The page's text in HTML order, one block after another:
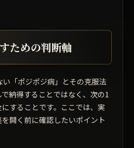
ための判断軸
い「ポジポジ病」とその克服法
納得することではなく、次の1
することです。ここでは、実
開く前に確認したいポイント